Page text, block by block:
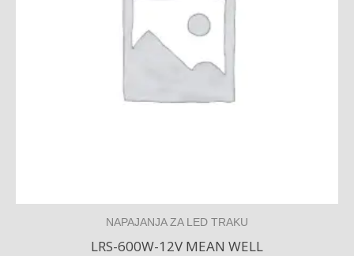
NAPAJANJA ZA LED TRAKU
LRS-600W-12V MEAN WELL